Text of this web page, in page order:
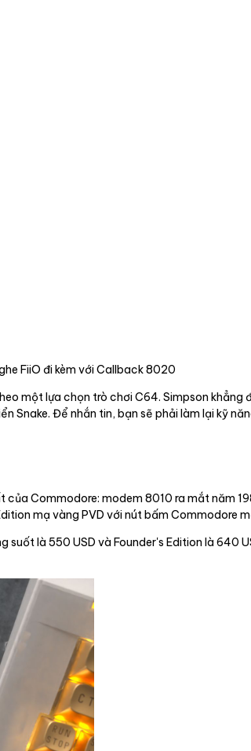
FiiO đi kèm với Callback 8020
một lựa chọn trò chơi C64. Simpson khẳng
Snake. Để nhắn tin, bạn sẽ phải làm lại kỹ
Commodore: modem 8010 ra mắt năm
mạ vàng PVD với nút bấm Commodore
suốt là 550 USD và Founder's Edition là